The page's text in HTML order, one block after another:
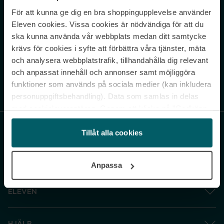
För att kunna ge dig en bra shoppingupplevelse använder
Eleven cookies. Vissa cookies är nödvändiga för att du
ska kunna använda vår webbplats medan ditt samtycke
krävs för cookies i syfte att förbättra våra tjänster, mäta
och analysera webbplatstrafik, tillhandahålla dig relevant
och anpassat innehåll och annonser samt möjliggöra
funktioner som används på sociala medier (kan inkludera
personuppgiftsbehandling). Data som samlas in delas
och gå vidare” accepterar du samtliga cookies medan du
under ”Inställningar” kan anpassa användningen av
cookies. Du kan återkalla ditt samtycke när som helst.
Tillåt alla cookies
Anpassa
Never miss a beat.
Sign up to our newsletter.
Genom att prenumerera accepterar du vår Integritetspolicy. Avprenumerera
ELEVEN